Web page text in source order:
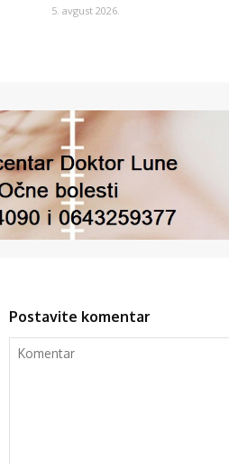
5. avgust 2026.
Postavite komentar